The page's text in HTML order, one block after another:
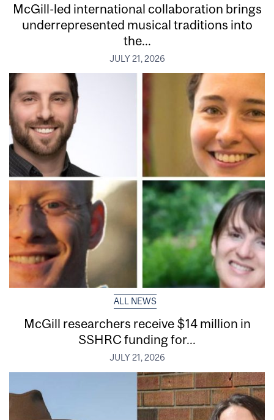
McGill-led international collaboration brings
underrepresented musical traditions into
the...
JULY 21, 2026
ALL NEWS
McGill researchers receive $14 million in
SSHRC funding for...
JULY 21, 2026